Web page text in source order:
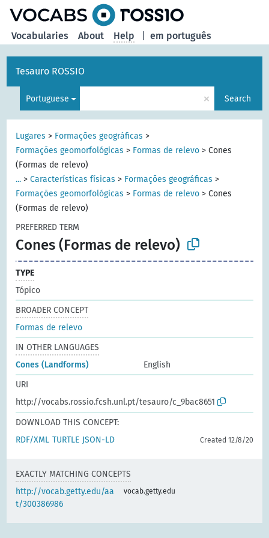
em português
Vocabularies About Help
Tesauro ROSSIO
Portuguese × Search
Lugares > Formações geográficas >
Formações geomorfológicas > Formas de relevo >Cones
(Formas de relevo)
... >Características físicas > Formações geográficas >
Formações geomorfológicas > Formas de relevo >Cones
(Formas de relevo)
PREFERRED TERM
Cones (Formas de relevo)
TYPE
Tópico
BROADER CONCEPT
Formas de relevo
IN OTHER LANGUAGES
Cones (Landforms)
English
URI
http://vocabs.rossio.fcsh.unl.pt/tesauro/c_9bac8651
DOWNLOAD THIS CONCEPT:
RDF/XML TURTLE JSON-LD Created 12/8/20
EXACTLY MATCHING CONCEPTS
http://vocab.getty.edu/aa
t/300386986
vocab.getty.edu